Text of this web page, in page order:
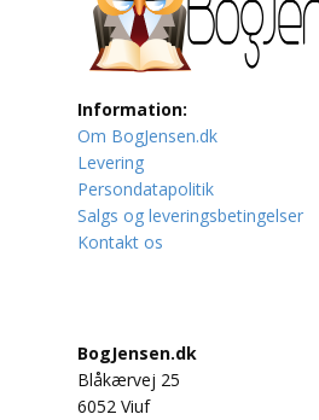
Lufttrafik / Fly
Lystfiskeri
Mad
Musik
Mytologi / Sagn / Sagaer
Oldtidskundskab
Ordbøger
Information:
Om BogJensen.dk
Levering
Persondatapolitik
Salgs og leveringsbetingelser
Kontakt os
BogJensen.dk
Blåkærvej 25
6052 Viuf